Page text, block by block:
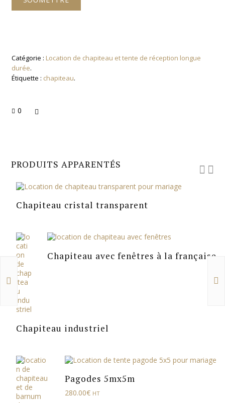
Catégorie : Location de chapiteau et tente de réception longue
durée.
Étiquette : chapiteau.
0
PRODUITS APPARENTÉS
Chapiteau cristal transparent
Chapiteau avec fenêtres à la française
Chapiteau industriel
Pagodes 5mx5m
280.00€ HT